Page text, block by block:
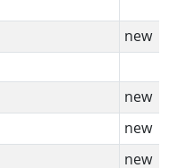
new
new
new
new